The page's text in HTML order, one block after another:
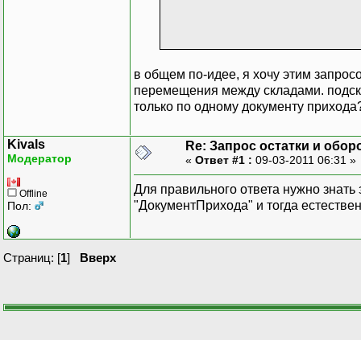
в общем по-идее, я хочу этим
перемещения между складами.
только по одному документу
Kivals
Модератор
Offline
Пол:
Re: Запрос остатки и
« Ответ #1 : 09-03-2011 06:31 »
Для правильного ответа нужно
"ДокументПрихода" и тогда
Страниц: [1] Вверх